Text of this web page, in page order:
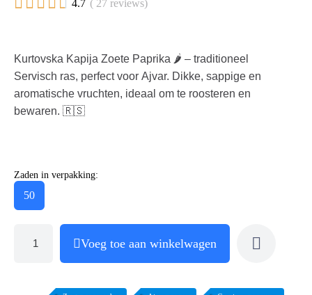
4.7 ( 27 reviews)
Kurtovska Kapija Zoete Paprika 🌶️ – traditioneel
Servisch ras, perfect voor Ajvar. Dikke, sappige en
aromatische vruchten, ideaal om te roosteren en
bewaren. 🇷🇸
Zaden in verpakking:
50
Voeg toe aan winkelwagen